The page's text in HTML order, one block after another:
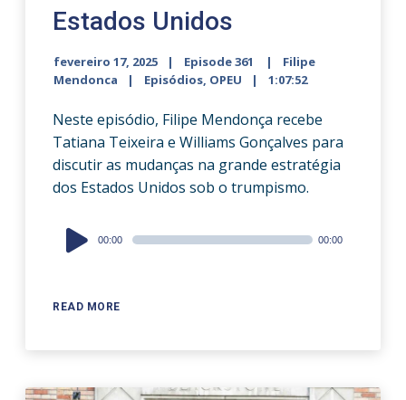
Estados Unidos
fevereiro 17, 2025 Episode 361
Filipe
Mendonca
Episódios, OPEU 1:07:52
Neste episódio, Filipe Mendonça recebe
Tatiana Teixeira e Williams Gonçalves para
discutir as mudanças na grande estratégia
dos Estados Unidos sob o trumpismo.
READ MORE
Audio
Player
00:00 00:00